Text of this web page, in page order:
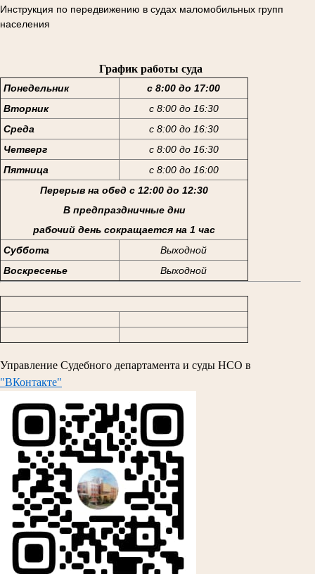
Инструкция по передвижению в судах маломобильных групп
населения
График работы суда
Понедельник
с 8:00 до 17:00
Вторник
с 8:00 до 16:30
Среда
с 8:00 до 16:30
Четверг
с 8:00 до 16:30
Пятница
с 8:00 до 16:00
Перерыв на обед с 12:00 до 12:30
В предпраздничные дни
рабочий день сокращается на 1 час
Суббота
Выходной
Воскресенье
Выходной
Управление Судебного департамента и суды НСО в
"ВКонтакте"